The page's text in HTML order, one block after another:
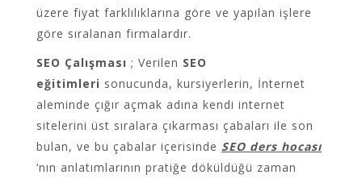
üzere fiyat farklılıklarına göre ve yapılan işlere
göre sıralanan firmalardır.
SEO Çalışması ; Verilen SEO
eğitimleri sonucunda, kursiyerlerin, İnternet
aleminde çığır açmak adına kendi internet
sitelerini üst sıralara çıkarması çabaları ile son
bulan, ve bu çabalar içerisinde SEO ders hocası
‘nın anlatımlarının pratiğe döküldüğü zaman